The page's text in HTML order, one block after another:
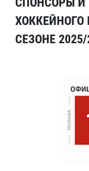
ХОККЕЙНОГО
СЕЗОНЕ 2025/